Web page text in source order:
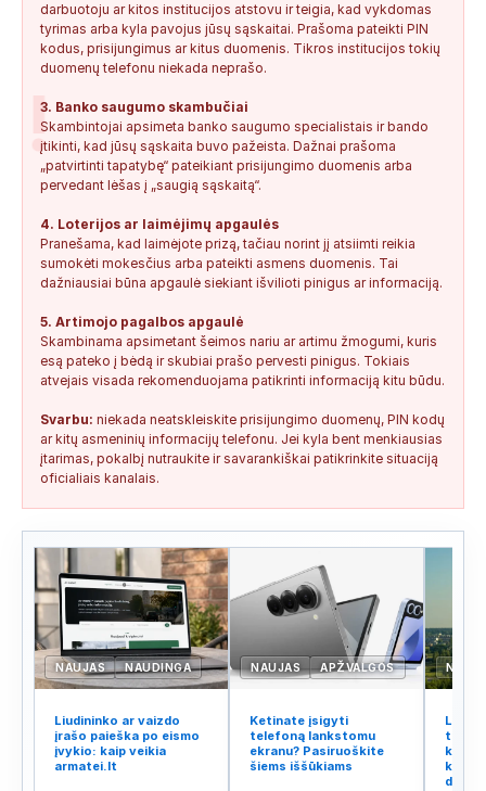
!
darbuotoju ar kitos institucijos atstovu ir teigia, kad vykdomas
tyrimas arba kyla pavojus jūsų sąskaitai. Prašoma pateikti PIN
kodus, prisijungimus ar kitus duomenis. Tikros institucijos tokių
duomenų telefonu niekada neprašo.
3. Banko saugumo skambučiai
Skambintojai apsimeta banko saugumo specialistais ir bando
įtikinti, kad jūsų sąskaita buvo pažeista. Dažnai prašoma
„patvirtinti tapatybę“ pateikiant prisijungimo duomenis arba
pervedant lėšas į „saugią sąskaitą“.
4. Loterijos ar laimėjimų apgaulės
Pranešama, kad laimėjote prizą, tačiau norint jį atsiimti reikia
sumokėti mokesčius arba pateikti asmens duomenis. Tai
dažniausiai būna apgaulė siekiant išvilioti pinigus ar informaciją.
5. Artimojo pagalbos apgaulė
Skambinama apsimetant šeimos nariu ar artimu žmogumi, kuris
esą pateko į bėdą ir skubiai prašo pervesti pinigus. Tokiais
atvejais visada rekomenduojama patikrinti informaciją kitu būdu.
Svarbu: niekada neatskleiskite prisijungimo duomenų, PIN kodų
ar kitų asmeninių informacijų telefonu. Jei kyla bent menkiausias
įtarimas, pokalbį nutraukite ir savarankiškai patikrinkite situaciją
oficialiais kanalais.
NAUJAS NAUDINGA
Liudininko ar vaizdo
įrašo paieška po eismo
įvykio: kaip veikia
armatei.lt
NAUJAS APŽVALGOS
Ketinate įsigyti
telefoną lankstomu
ekranu? Pasiruoškite
šiems iššūkiams
tinklo
kodėl
kalba